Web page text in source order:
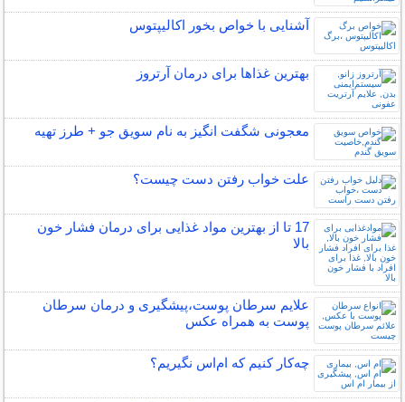
آشنایی با خواص بخور اکالیپتوس
بهترین غذاها برای درمان آرتروز
معجونی شگفت انگیز به نام سویق جو + طرز تهیه
علت خواب رفتن دست چیست؟
17 تا از بهترین مواد غذایی برای درمان فشار خون
بالا
علایم سرطان پوست،پیشگیری و درمان سرطان
پوست به همراه عکس
چه‌كار كنيم كه ام‌اس نگيريم؟